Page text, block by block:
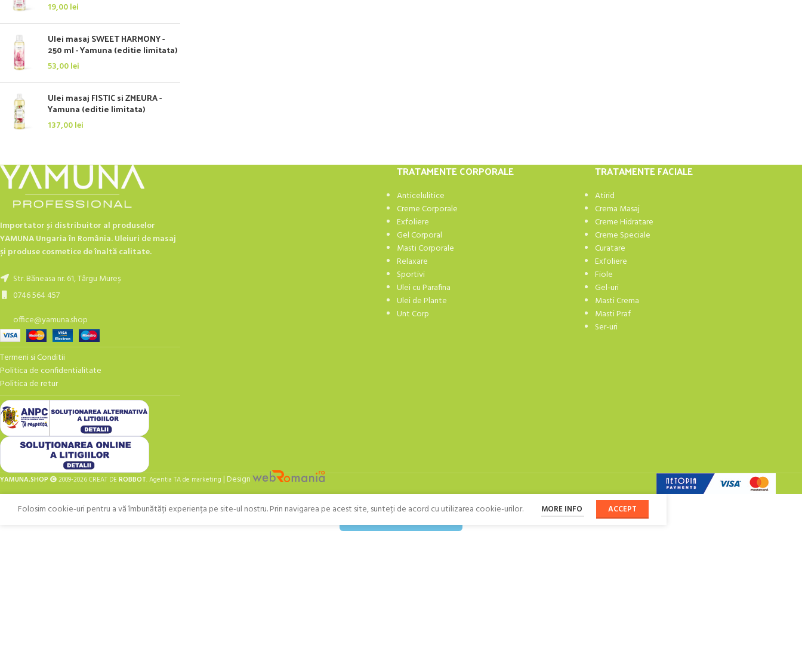
19,00lei
Ulei masaj SWEET HARMONY -
250 ml - Yamuna (editie limitata)
53,00lei
Ulei masaj FISTIC si ZMEURA -
Yamuna (editie limitata)
137,00lei
Importator și distribuitor al produselor
YAMUNA Ungaria în România. Uleiuri de masaj
și produse cosmetice de înaltă calitate.
Str. Băneasa nr. 61, Târgu Mureș
0746 564 457
office@yamuna.shop
Termeni si Conditii
Politica de confidentialitate
Politica de retur
TRATAMENTE CORPORALE
Anticelulitice
Creme Corporale
Exfoliere
Gel Corporal
Masti Corporale
Relaxare
Sportivi
Ulei cu Parafina
Ulei de Plante
Unt Corp
TRATAMENTE FACIALE
Atirid
Crema Masaj
Creme Hidratare
Creme Speciale
Curatare
Exfoliere
Fiole
Gel-uri
Masti Crema
Masti Praf
Ser-uri
YAMUNA.SHOP 2009-2026 CREAT DEROBBOT. Agentia TA de marketing | Design
Folosim cookie-uri pentru a vă îmbunătăți experiența pe site-ul nostru. Prin navigarea pe acest site, sunteți de acord cu utilizarea cookie-urilor. MORE INFO ACCEPT
Retragere din contract